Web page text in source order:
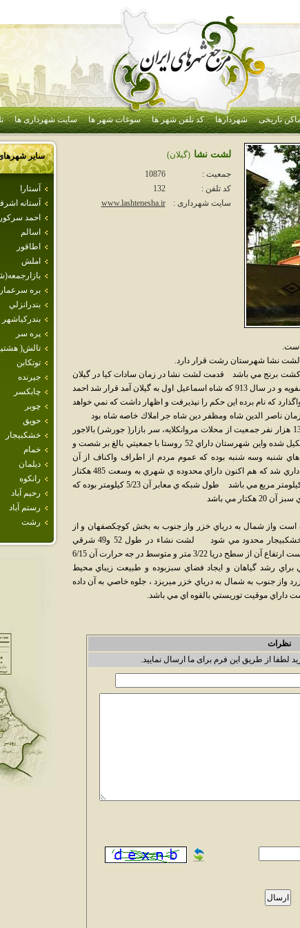
تاریخی شهردارها کد تلفن شهر ها سوغات شهر ها سایت شهرداری ها
سایر
آستارا
آستانه
احمد
اسالم
اطاقور
املش
بره
بندرانزلي
بندركياشهر
پره سر
تالش(
توتكابن
جيرنده
چابكسر
چوبر
حويق
خشكبيجار
خمام
ديلمان
رانكوه
رحيم آباد
رستم آباد
رشت
لشت نشا (گيلان)
جمعیت :
10876
کد تلفن :
132
سایت شهرداری :
www.lashtenesha.ir
است.
كشت برنج مي باشد قدمت لشت نشا در زمان سادات كيا در گيلان
مي باشد كه زمان آن را 782 اعلام نموده اند ودر دوران صفويه و در سال 913 كه شاه اسماعيل اول به گيلان آمد قرار شد احمد
كه نام برده اين حكم را نپذيرفت و اظهار داشت كه نمي خواهد
ناصر الدين شاه ومظفر دين شاه جر املاك خاصه شاه بود
خوصوصيات جمعيتي شهر: شهر لشت نشاء با حدود 13 هزار نفر جمعيت از محلات مروانكلايه، سر بازار( جورشر) بالاجور
شر، خشكرود ، توچا ، گنجعلي محله ، صادات محله ، تشكيل شده واين شهرستان داراي 52 روستا با جمعيتي بالغ بر شصت و
هاي شنبه وسه شنبه بوده كه عموم مردم از اطراف واكناف از آن
استفاده مي كنند لشت نشا در سال 1329 داراي شهر داري شد كه هم اكنون داراي محدوده ي شهري به وسعت 485 هكتار
مي باشد كه سطح تقريبي محدوده ي شهري آن 67/6 كيلومتر مربع مي باشد طول شبكه ي معابر آن 5/23 كيلومتر بوده كه
واز شمال به درياي خزر واز جنوب به بخش كوچكصفهان و از
شرق به شهرستان آستانه اشرفيه واز غرب به بخش خشكبيجار محدود مي شود لشت نشاء در طول 52 و49 شرقي
نصفالنهار گرينويچ و25 و 37 عرض شمالي واقع گرديده است ارتفاع آن از سطح دريا 3/22 متر و متوسط در جه حرارت آن 6/15
رشد گياهان و ايجاد فضاي سبزبوده و طبيعت زيباي محيط
جنوب به شمال به درياي خزر ميريزد ، جلوه خاصي به آن داده
داراي موقيت توريستي بالقوه اي مي باشد.
نظرات
لطفا از طریق این فرم برای ما ارسال نمایید.